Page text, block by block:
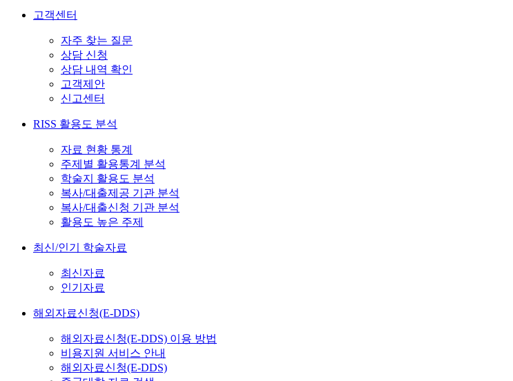
고객센터
자주 찾는 질문
상담 신청
상담 내역 확인
고객제안
신고센터
RISS 활용도 분석
자료 현황 통계
주제별 활용통계 분석
학술지 활용도 분석
복사/대출제공 기관 분석
복사/대출신청 기관 분석
활용도 높은 주제
최신/인기 학술자료
최신자료
인기자료
해외자료신청(E-DDS)
해외자료신청(E-DDS) 이용 방법
비용지원 서비스 안내
해외자료신청(E-DDS)